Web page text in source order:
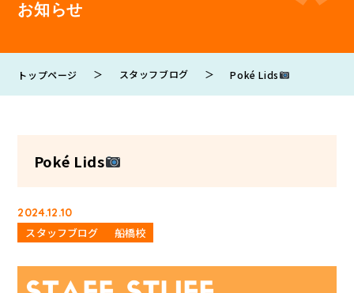
お知らせ
トップページ ＞ スタッフブログ ＞ Poké Lids
Poké Lids
2024.12.10
スタッフブログ 船橋校